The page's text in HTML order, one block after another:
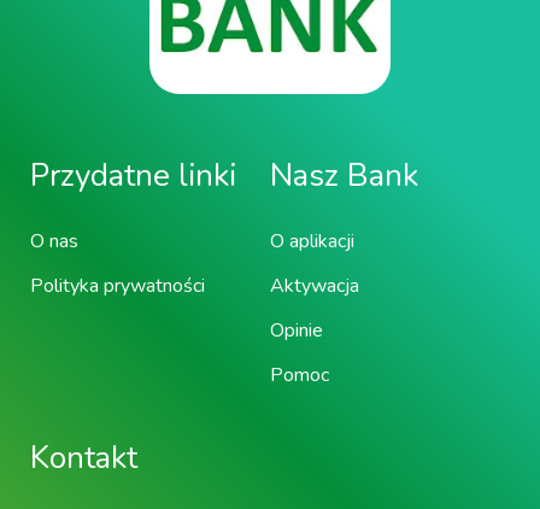
Przydatne linki
O nas
Polityka prywatności
Nasz Bank
O aplikacji
Aktywacja
Opinie
Pomoc
Kontakt